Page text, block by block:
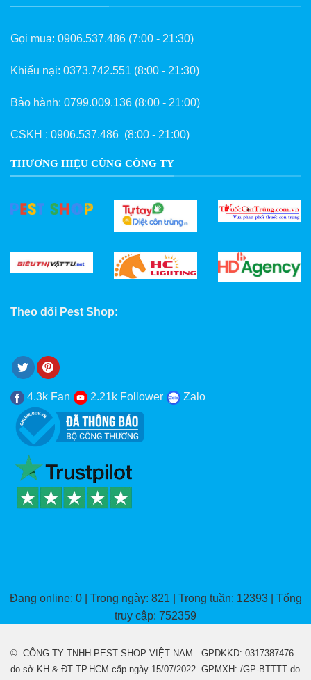
Gọi mua: 0906.537.486 (7:00 - 21:30)
Khiếu nại: 0373.742.551 (8:00 - 21:30)
Bảo hành: 0799.009.136 (8:00 - 21:00)
CSKH : 0906.537.486 (8:00 - 21:00)
THƯƠNG HIỆU CÙNG CÔNG TY
Theo dõi Pest Shop:
4.3k Fan 2.21k Follower Zalo
Đang online: 0 | Trong ngày: 821 | Trong tuần: 12393 | Tổng
truy cập: 752359
© .CÔNG TY TNHH PEST SHOP VIỆT NAM . GPDKKD: 0317387476
do sở KH & ĐT TP.HCM cấp ngày 15/07/2022. GPMXH: /GP-BTTTT do